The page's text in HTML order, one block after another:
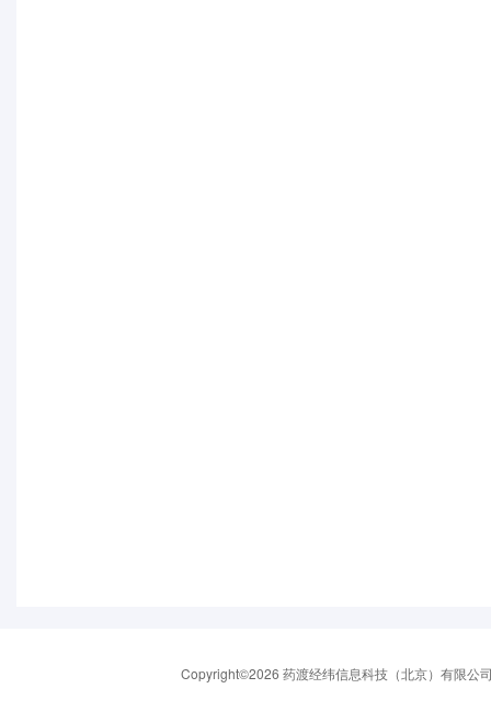
Copyright©2026 药渡经纬信息科技（北京）有限公